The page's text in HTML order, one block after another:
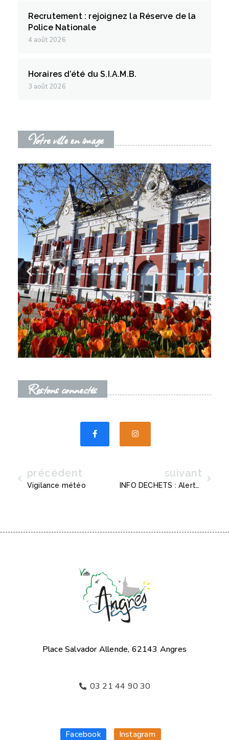
Recrutement : rejoignez la Réserve de la
Police Nationale
4 août 2026
Horaires d’été du S.I.A.M.B.
3 août 2026
Votre ville en image
Restons connectés
Précédent
précédent
Vigilance météo
suivant
INFO DECHETS : Alerte canicule
Place Salvador Allende, 62143 Angres
03 21 44 90 30
Facebook Instagram